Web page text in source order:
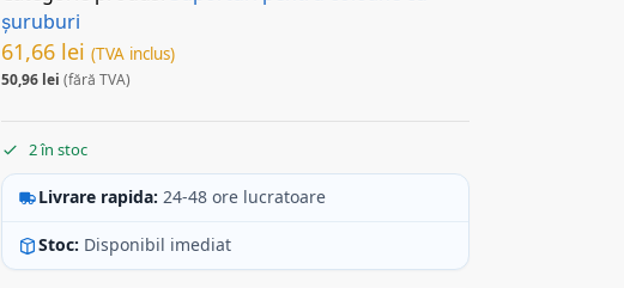
șuruburi
61,66 lei (TVA inclus)
50,96 lei (fără TVA)
2 în stoc
Livrare rapida: 24-48 ore lucratoare
Stoc: Disponibil imediat